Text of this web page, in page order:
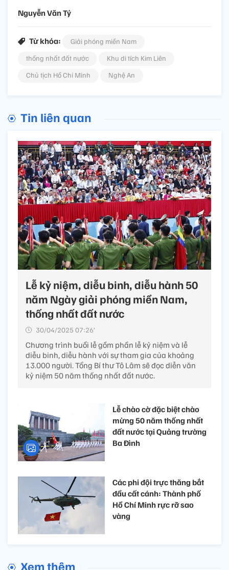
Nguyễn Văn Tý
Từ khóa:
Giải phóng miền Nam
thống nhất đất nước
Khu di tích Kim Liên
Chủ tịch Hồ Chí Minh
Nghệ An
Tin liên quan
Lễ kỷ niệm, diễu binh, diễu hành 50
năm Ngày giải phóng miền Nam,
thống nhất đất nước
30/04/2025 07:26’
Chương trình buổi lễ gồm phần lễ kỷ niệm và lễ
diễu binh, diễu hành với sự tham gia của khoảng
13.000 người. Tổng Bí thư Tô Lâm sẽ đọc diễn văn
kỷ niệm 50 năm thống nhất đất nước.
Lễ chào cờ đặc biệt chào
mừng 50 năm thống nhất
đất nước tại Quảng trường
Ba Đình
Các phi đội trực thăng bắt
đầu cất cánh: Thành phố
Hồ Chí Minh rực rỡ sao
vàng
Xem thêm